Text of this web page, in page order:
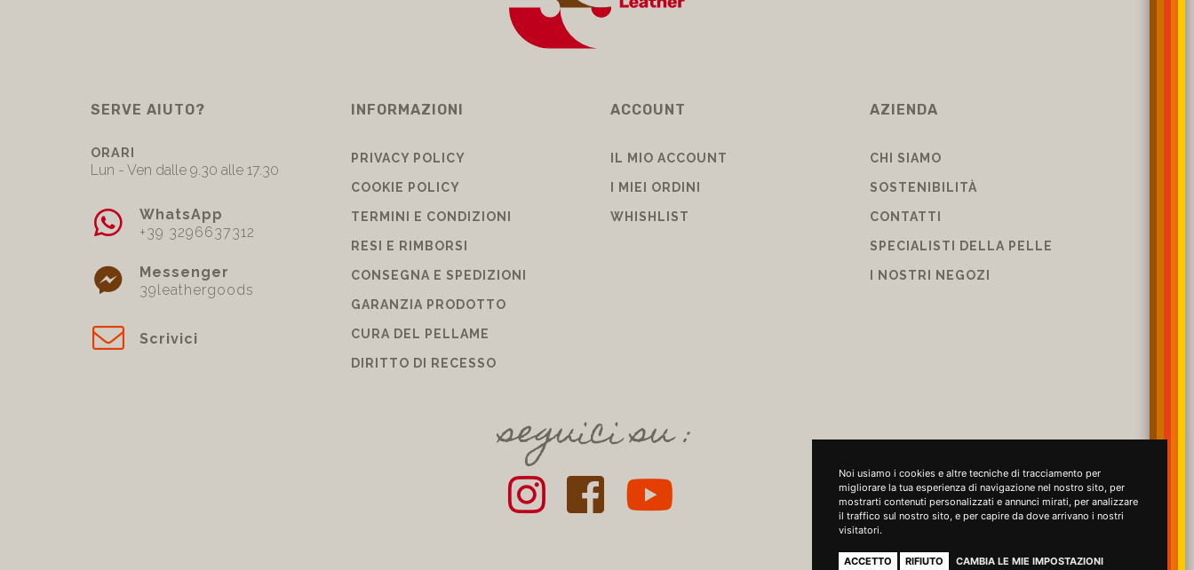
Noi usiamo i cookies e altre tecniche di tracciamento per
migliorare la tua esperienza di navigazione nel nostro sito, per
mostrarti contenuti personalizzati e annunci mirati, per analizzare
il traffico sul nostro sito, e per capire da dove arrivano i nostri
visitatori.
ACCETTO RIFIUTO CAMBIA LE MIE IMPOSTAZIONI
SERVE AIUTO?
ORARI
Lun - Ven dalle 9.30 alle 17.30
WhatsApp
+39 3296637312
Messenger
39leathergoods
Scrivici
INFORMAZIONI
PRIVACY POLICY
COOKIE POLICY
TERMINI E CONDIZIONI
RESI E RIMBORSI
CONSEGNA E SPEDIZIONI
GARANZIA PRODOTTO
CURA DEL PELLAME
DIRITTO DI RECESSO
ACCOUNT
IL MIO ACCOUNT
I MIEI ORDINI
WHISHLIST
AZIENDA
CHI SIAMO
SOSTENIBILITÀ
CONTATTI
SPECIALISTI DELLA PELLE
I NOSTRI NEGOZI
seguici su :